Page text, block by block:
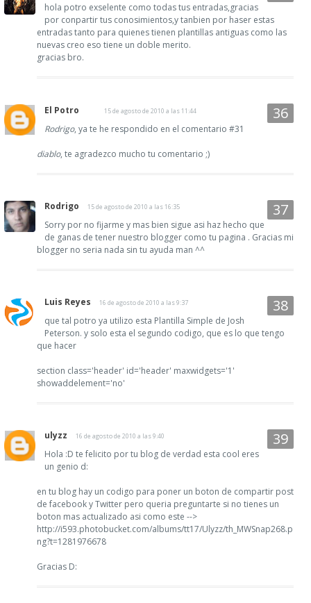
hola potro exselente como todas tus entradas,gracias
por conpartir tus conosimientos,y tanbien por haser estas
entradas tanto para quienes tienen plantillas antiguas como las
nuevas creo eso tiene un doble merito.
gracias bro.
El Potro 15 de agosto de 2010 a las 11:44
Rodrigo, ya te he respondido en el comentario #31
diablo, te agradezco mucho tu comentario ;)
Rodrigo 15 de agosto de 2010 a las 16:35
Sorry por no fijarme y mas bien sigue asi haz hecho que
de ganas de tener nuestro blogger como tu pagina . Gracias mi
blogger no seria nada sin tu ayuda man ^^
Luis Reyes 16 de agosto de 2010 a las 9:37
que tal potro ya utilizo esta Plantilla Simple de Josh
Peterson. y solo esta el segundo codigo, que es lo que tengo
que hacer
section class='header' id='header' maxwidgets='1'
showaddelement='no'
ulyzz 16 de agosto de 2010 a las 9:40
Hola :D te felicito por tu blog de verdad esta cool eres
un genio d:
en tu blog hay un codigo para poner un boton de compartir post
de facebook y Twitter pero queria preguntarte si no tienes un
boton mas actualizado asi como este -->
http://i593.photobucket.com/albums/tt17/Ulyzz/th_MWSnap268.p
ng?t=1281976678
Gracias D: